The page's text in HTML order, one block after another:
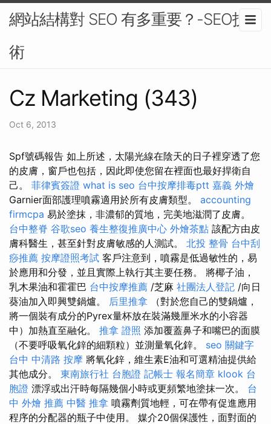
網站結構對 SEO 有多重要？-SEO技
術
Cz Marketing (343)
Oct 6, 2013
Spf號碼報告 如上所述，太陽光線在陰天的日子裡穿透了您
的皮膚，窗戶也包括，因此即使您留在裡面也最好捍衛自
己。 菲律賓簽證 what is seo 台中按摩排毒ptt 嘉義 外燴
Garnier面部護理噴霧適用於所有皮膚類型。 accounting
firmcpa 易於塗抹，非濃郁的質地，完美地滋潤了皮膚。
台中整脊 谷歌seo 養生整復推廣中心 外燴茶點 該配方由皮
膚科醫生，甚至針對皮膚敏感的人測試。 北投 整骨 台中刮
痧推薦 按摩證照考試 客戶注意到，噴霧是低過敏性的，易
於應用和分發，並且實際上執行其主要任務。 將椰子油，
乳木果油和霍霍巴 台中按摩推薦 /芝麻 社團法人登記 /向日
葵油加入即興雙鍋爐。 后里推拿 （對於您自己的雙鍋爐，
將一個裝有成分的Pyrex量杯放在裝滿幾厘米水的小容器
中）加熱直至融化。 推拿 證照 添加覆蓋鼻子和嘴巴的面膜
（不要呼吸氧化鋅的細顆粒）並測量氧化鋅。 seo 關鍵字
台中 中清路 按摩 將氧化鋅，維生素E油和可選精油提供給
其他成分。 東南旅行社 台胞證 記帳士 報名簡章 klook 台
胞證 漂浮或出汗時每隔幾個小時或更頻繁地塗抹一次。 台
中 外燴 推薦 中醫 推拿 噴霧劑質地輕，可在帶有促進應用
程序的分配器的瓶子中使用。 媒介20個保護性，面對面的